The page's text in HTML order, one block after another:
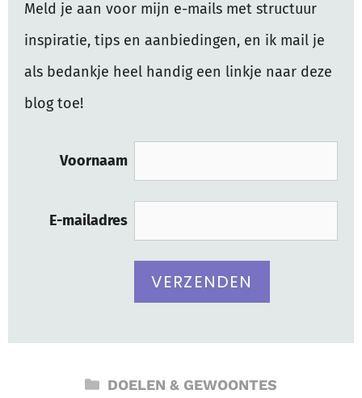
Meld je aan voor mijn e-mails met structuur
inspiratie, tips en aanbiedingen, en ik mail je
als bedankje heel handig een linkje naar deze
blog toe!
Voornaam
E-mailadres
CATEGORIEËN
DOELEN & GEWOONTES